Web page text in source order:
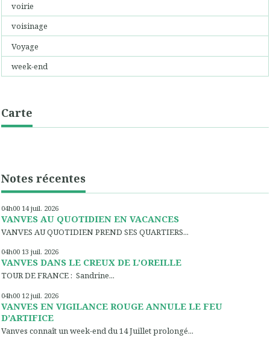
voirie
voisinage
Voyage
week-end
Carte
Notes récentes
04h00 14 juil. 2026
VANVES AU QUOTIDIEN EN VACANCES
VANVES AU QUOTIDIEN PREND SES QUARTIERS...
04h00 13 juil. 2026
VANVES DANS LE CREUX DE L’OREILLE
TOUR DE FRANCE : Sandrine...
04h00 12 juil. 2026
VANVES EN VIGILANCE ROUGE ANNULE LE FEU
D’ARTIFICE
Vanves connaît un week-end du 14 Juillet prolongé...